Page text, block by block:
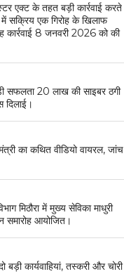
एक्ट के तहत बड़ी कार्रवाई करते
में सक्रिय एक गिरोह के खिलाफ
कार्रवाई 8 जनवरी 2026 को की
सफलता 20 लाख की साइबर ठगी
दिलाई।
का कथित वीडियो वायरल, जांच
मिठौरा में मुख्य सेविका माधुरी
समारोह आयोजित।
कार्यवाहियां, तस्करी और चोरी